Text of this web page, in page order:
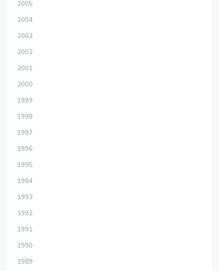
2005
2004
2003
2002
2001
2000
1999
1998
1997
1996
1995
1994
1993
1992
1991
1990
1989